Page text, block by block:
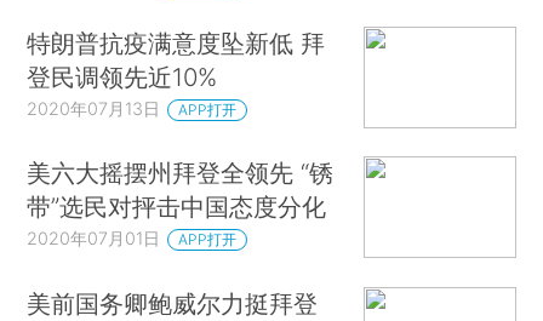
特朗普抗疫满意度坠新低 拜
登民调领先近10%
2020年07月13日 APP打开
美六大摇摆州拜登全领先 “锈
带”选民对抨击中国态度分化
2020年07月01日 APP打开
美前国务卿鲍威尔力挺拜登